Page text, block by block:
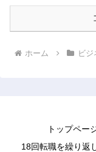
ホーム ビ
トップペー
18回転職を繰り返